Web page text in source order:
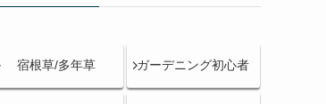
宿根草/多年草 ガーデニング初心者